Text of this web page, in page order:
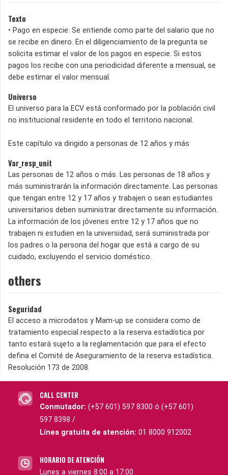
Texto
• Pago en especie: Se entiende como parte del salario que no
se recibe en dinero. En el diligenciamiento de la pre­gunta se
solicita estimar el valor de los pagos en especie. Si estos
pagos los recibe con una periodicidad diferente a mensual, se
debe estimar el valor mensual.
Universo
El universo para la ECV está conformado por la población civil
no institucional resi­dente en todo el territorio nacional.
Este capítulo va dirigido a personas de 12 años y más
Var_resp_unit
Las personas de 12 años o más. Las personas de 18 años y
más suministrarán la información directamente. Las personas
que tengan entre 12 y 17 años y trabajen o sean estudiantes
universitarios deben suministrar directamente su información.
La información de los jóvenes entre 12 y 17 años que no
trabajen ni estudien en la universidad, será suministrada por
los padres o la persona del hogar que está a cargo de su
cuidado, excluyendo el servicio doméstico.
others
Seguridad
El acceso a microdatos y Mam-up se considera como de
tratamiento especial respecto a la reserva estadística por
tanto estará sujeto a la reglamentación que para el efecto
defina el Comité de Aseguramiento de la reserva estadística.
Resolución 173 de 2008.
CALL CENTER
Conmutador: (+57 601) 597 8300 ó (+57 601)
597 8398 /
Línea gratuita de atención: 01 8000 912002
HORARIO DE ATENCIÓN
Lunes a viernes 8:00 a 17:00